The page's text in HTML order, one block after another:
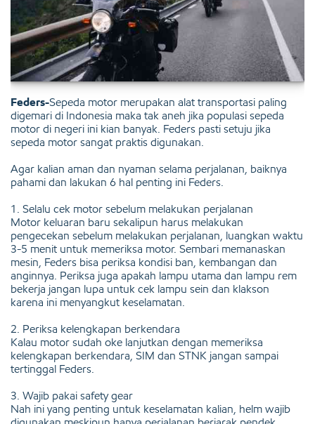
Feders-Sepeda motor merupakan alat transportasi paling
digemari di Indonesia maka tak aneh jika populasi sepeda
motor di negeri ini kian banyak. Feders pasti setuju jika
sepeda motor sangat praktis digunakan.
Agar kalian aman dan nyaman selama perjalanan, baiknya
pahami dan lakukan 6 hal penting ini Feders.
1. Selalu cek motor sebelum melakukan perjalanan
Motor keluaran baru sekalipun harus melakukan
pengecekan sebelum melakukan perjalanan, luangkan waktu
3-5 menit untuk memeriksa motor. Sembari memanaskan
mesin, Feders bisa periksa kondisi ban, kembangan dan
anginnya. Periksa juga apakah lampu utama dan lampu rem
bekerja jangan lupa untuk cek lampu sein dan klakson
karena ini menyangkut keselamatan.
2. Periksa kelengkapan berkendara
Kalau motor sudah oke lanjutkan dengan memeriksa
kelengkapan berkendara, SIM dan STNK jangan sampai
tertinggal Feders.
3. Wajib pakai safety gear
Nah ini yang penting untuk keselamatan kalian, helm wajib